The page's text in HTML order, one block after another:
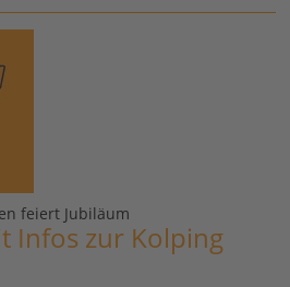
feiert Jubiläum
Infos zur Kolping